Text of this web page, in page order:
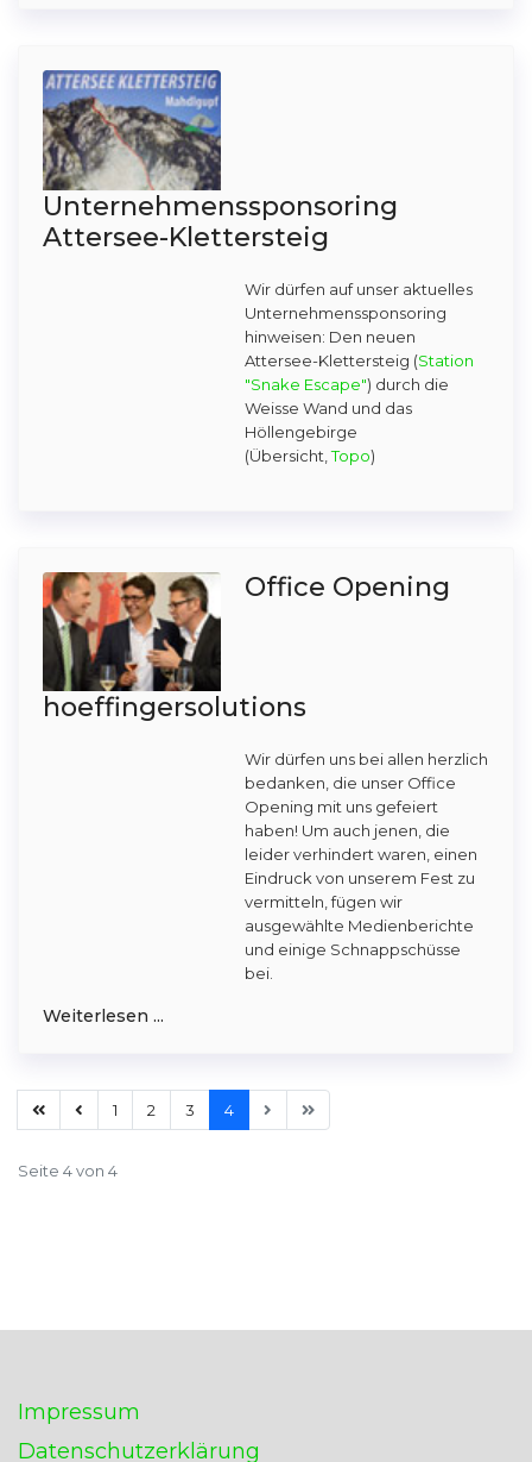
Unternehmenssponsoring
Attersee-Klettersteig
Wir dürfen auf unser aktuelles
Unternehmenssponsoring
hinweisen: Den neuen
Attersee-Klettersteig (Station
"Snake Escape") durch die
Weisse Wand und das
Höllengebirge
(Übersicht,Topo)
Office Opening
hoeffingersolutions
Wir dürfen uns bei allen herzlich
bedanken, die unser Office
Opening mit uns gefeiert
haben! Um auch jenen, die
leider verhindert waren, einen
Eindruck von unserem Fest zu
vermitteln, fügen wir
ausgewählte Medienberichte
und einige Schnappschüsse
bei.
Weiterlesen ...
1 2 3 4
Seite 4 von 4
Impressum
Datenschutzerklärung